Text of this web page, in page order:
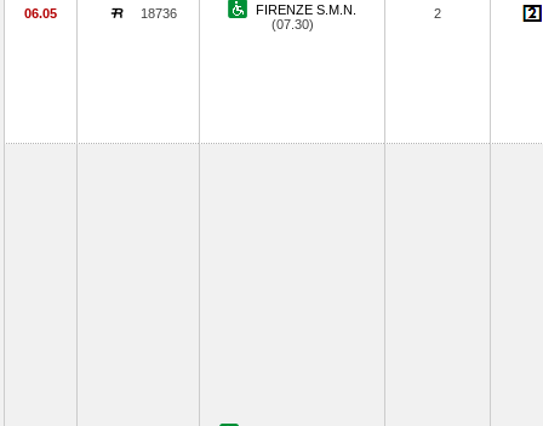
06.05 18736
FIRENZE S.M.N.
(07.30)
2